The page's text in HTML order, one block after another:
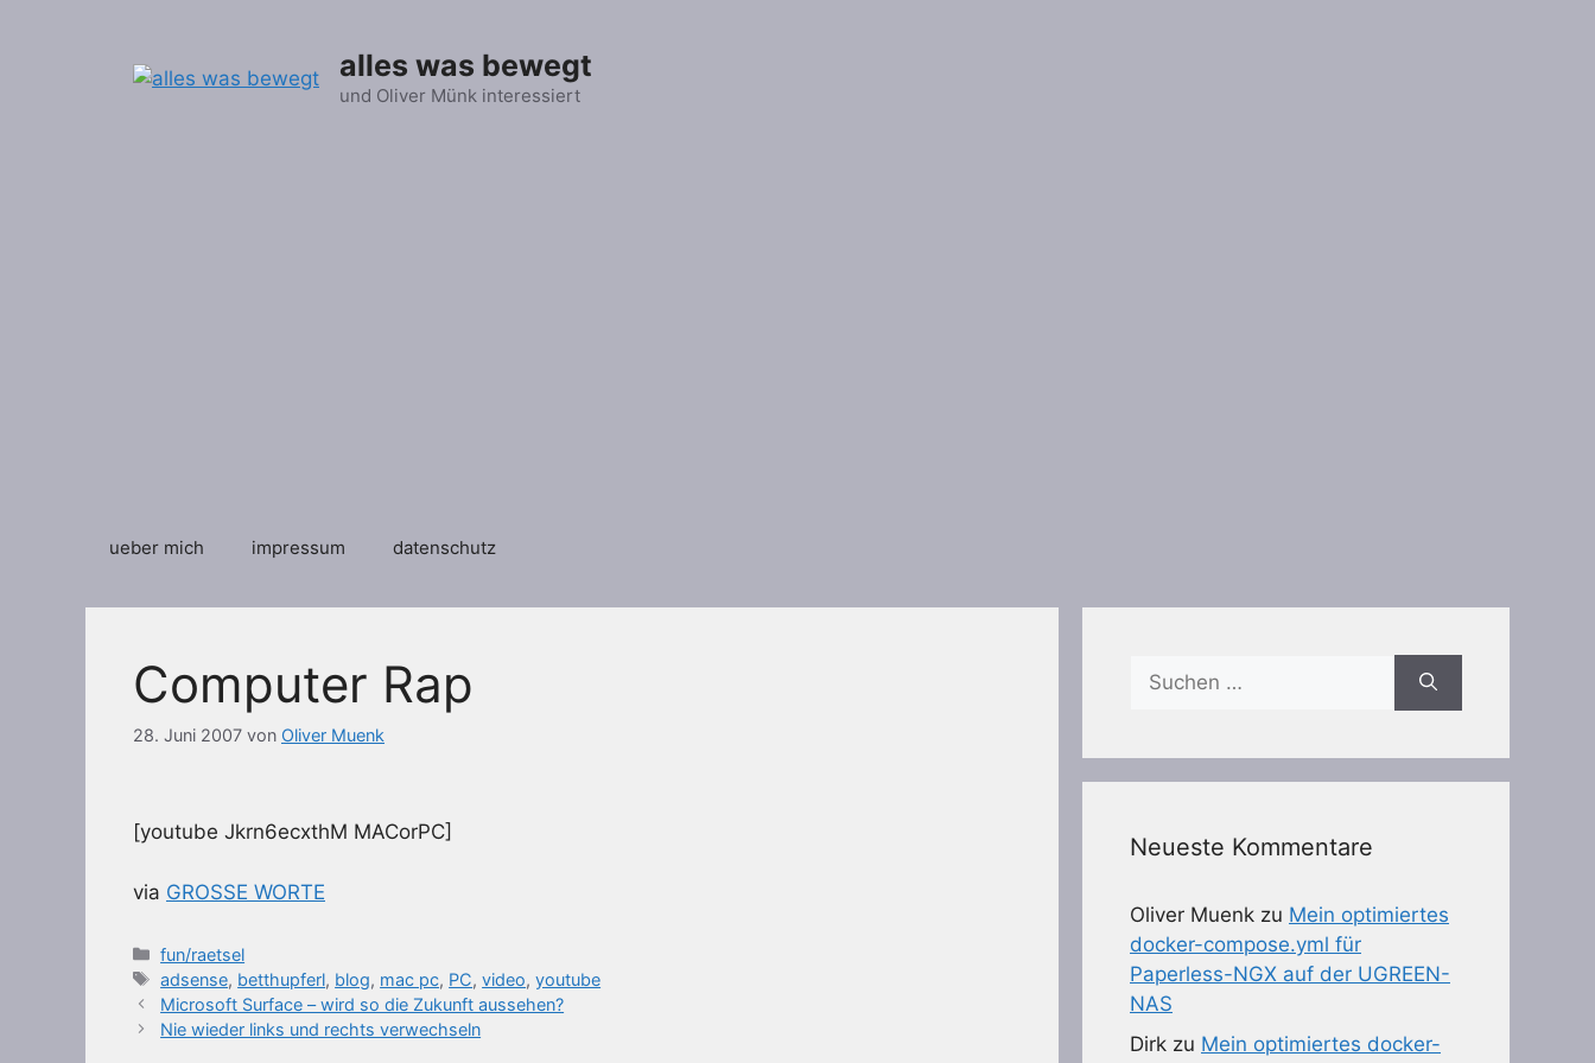
alles was bewegt
und Oliver Münk interessiert
ueber mich impressum datenschutz
Computer Rap
28. Juni 2007 von Oliver Muenk
[youtube Jkrn6ecxthM MACorPC]
via GROSSE WORTE
Kategorien
fun/raetsel
Schlagwörter
adsense, betthupferl, blog, mac pc, PC,video,youtube
Microsoft Surface – wird so die Zukunft aussehen?
Nie wieder links und rechts verwechseln
Suchen
nach:
Neueste Kommentare
Oliver Muenk zu Mein optimiertes
docker-compose.yml für
Paperless-NGX auf der UGREEN-
NAS
Dirk zu Mein optimiertes docker-